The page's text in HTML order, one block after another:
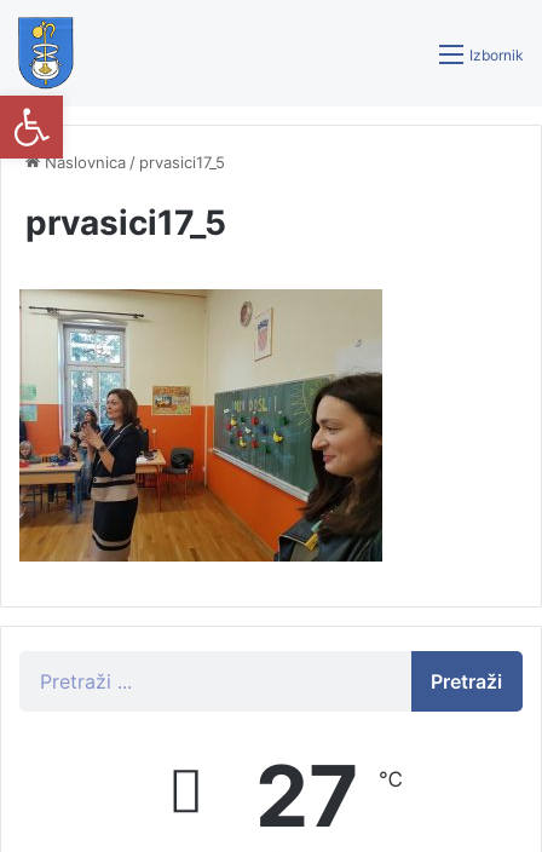
Izbornik
Naslovnica / prvasici17_5
prvasici17_5
Pretraži
27 ℃
Open toolbar